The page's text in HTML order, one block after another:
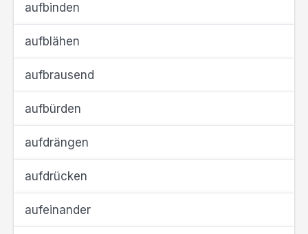
aufbinden
aufblähen
aufbrausend
aufbürden
aufdrängen
aufdrücken
aufeinander